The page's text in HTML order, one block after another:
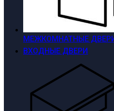
МЕЖКОМНАТНЫЕ
ВХОДНЫЕ ДВЕРИ